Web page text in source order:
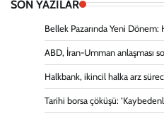
SON YAZILAR
Bellek Pazarında Yeni
ABD, İran-Umman anlaşması
Halkbank, ikincil halka arz
Tarihi borsa çöküşü: